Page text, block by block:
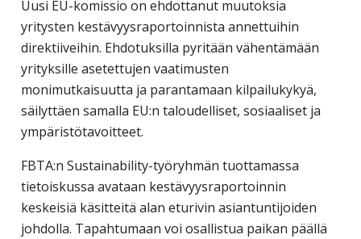
tarjoavien
yritysten
järjestö,
jonka
tehtävä
edistää
hyvää
ja
kustannus­
tehokasta
Uusi EU-komissio on ehdottanut muutoksia
yritysten kestävyysraportoinnista annettuihin
direktiiveihin. Ehdotuksilla pyritään vähentämään
yrityksille asetettujen vaatimusten
monimutkaisuutta ja parantamaan kilpailukykyä,
säilyttäen samalla EU:n taloudelliset, sosiaaliset ja
ympäristötavoitteet.
FBTA:n Sustainability-työryhmän tuottamassa
tietoiskussa avataan kestävyysraportoinnin
keskeisiä käsitteitä alan eturivin asiantuntijoiden
johdolla. Tapahtumaan voi osallistua paikan päällä